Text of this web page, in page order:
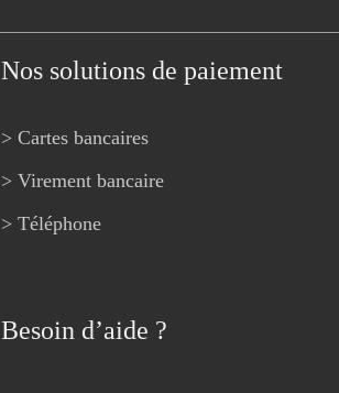
Nos solutions de paiement
> Cartes bancaires
> Virement bancaire
> Téléphone
Besoin d’aide ?